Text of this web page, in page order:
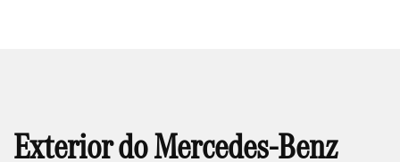
Exterior do Mercedes-Benz